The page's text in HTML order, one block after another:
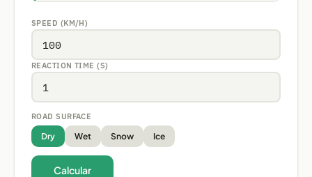
SPEED (KM/H)
REACTION TIME (S)
ROAD SURFACE
Dry Wet Snow Ice
Calcular